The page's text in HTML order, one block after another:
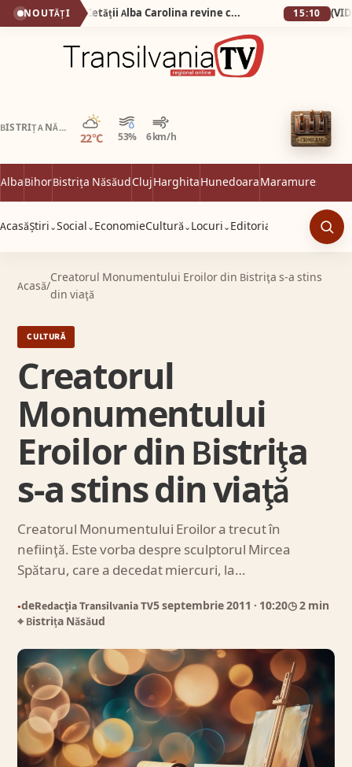
NOUTĂȚI De la 1 Mai: Garda Cetății Alba Carolina revine cu salve de tun și un spectacol istoric de excepție 15:10
BISTRIȚA NĂSĂUD
22°C 53% 6 km/h
Parțial noros
AlbaBihorBistrița NăsăudClujHarghitaHunedoaraMaramureș
AcasăȘtiri ⌄Social ⌄ EconomieCultură ⌄ Locuri ⌄ Editorial
Acasă/
Creatorul Monumentului Eroilor din Bistriţa s-a stins
din viaţă
CULTURĂ
Creatorul
Monumentului
Eroilor din Bistriţa
s-a stins din viaţă
Creatorul Monumentului Eroilor a trecut în
nefiinţă. Este vorba despre sculptorul Mircea
Spătaru, care a decedat miercuri, la…
●deRedacția Transilvania TV5 septembrie 2011 · 10:20◷ 2 min
⌖ Bistrița Năsăud